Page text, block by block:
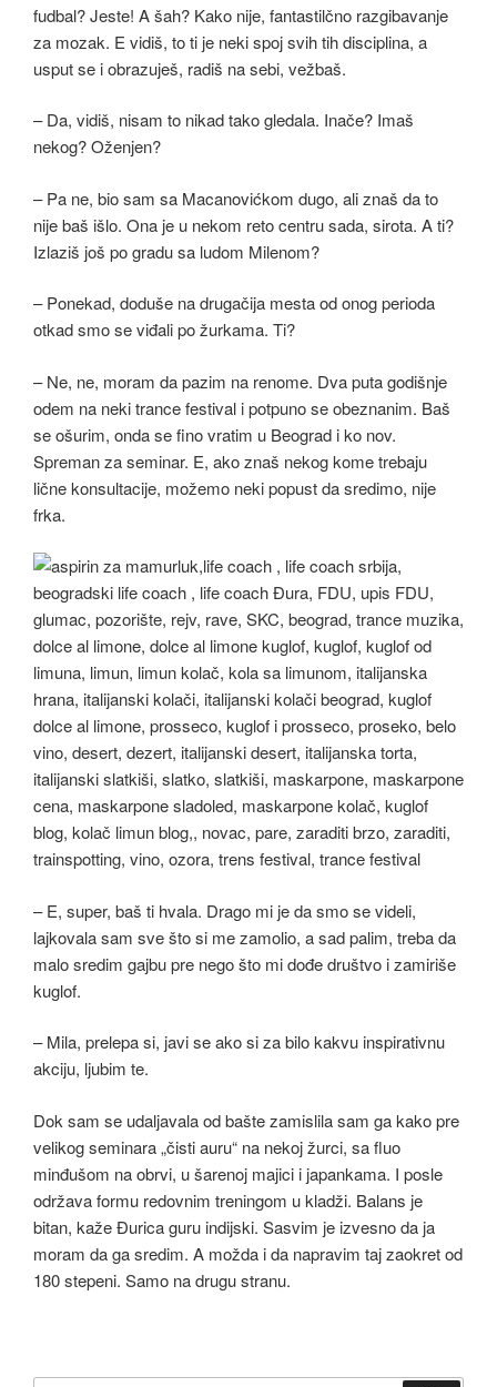
fudbal? Jeste! A šah? Kako nije, fantastilčno razgibavanje
za mozak. E vidiš, to ti je neki spoj svih tih disciplina, a
usput se i obrazuješ, radiš na sebi, vežbaš.
– Da, vidiš, nisam to nikad tako gledala. Inače? Imaš
nekog? Oženjen?
– Pa ne, bio sam sa Macanovićkom dugo, ali znaš da to
nije baš išlo. Ona je u nekom reto centru sada, sirota. A ti?
Izlaziš još po gradu sa ludom Milenom?
– Ponekad, doduše na drugačija mesta od onog perioda
otkad smo se viđali po žurkama. Ti?
– Ne, ne, moram da pazim na renome. Dva puta godišnje
odem na neki trance festival i potpuno se obeznanim. Baš
se ošurim, onda se fino vratim u Beograd i ko nov.
Spreman za seminar. E, ako znaš nekog kome trebaju
lične konsultacije, možemo neki popust da sredimo, nije
frka.
– E, super, baš ti hvala. Drago mi je da smo se videli,
lajkovala sam sve što si me zamolio, a sad palim, treba da
malo sredim gajbu pre nego što mi dođe društvo i zamiriše
kuglof.
– Mila, prelepa si, javi se ako si za bilo kakvu inspirativnu
akciju, ljubim te.
Dok sam se udaljavala od bašte zamislila sam ga kako pre
velikog seminara „čisti auru“ na nekoj žurci, sa fluo
minđušom na obrvi, u šarenoj majici i japankama. I posle
održava formu redovnim treningom u kladži. Balans je
bitan, kaže Đurica guru indijski. Sasvim je izvesno da ja
moram da ga sredim. A možda i da napravim taj zaokret od
180 stepeni. Samo na drugu stranu.